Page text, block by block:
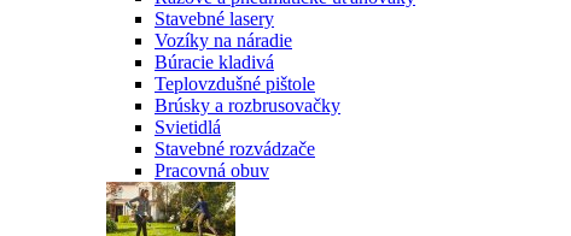
Stavebné lasery
Vozíky na náradie
Búracie kladivá
Teplovzdušné pištole
Brúsky a rozbrusovačky
Svietidlá
Stavebné rozvádzače
Pracovná obuv